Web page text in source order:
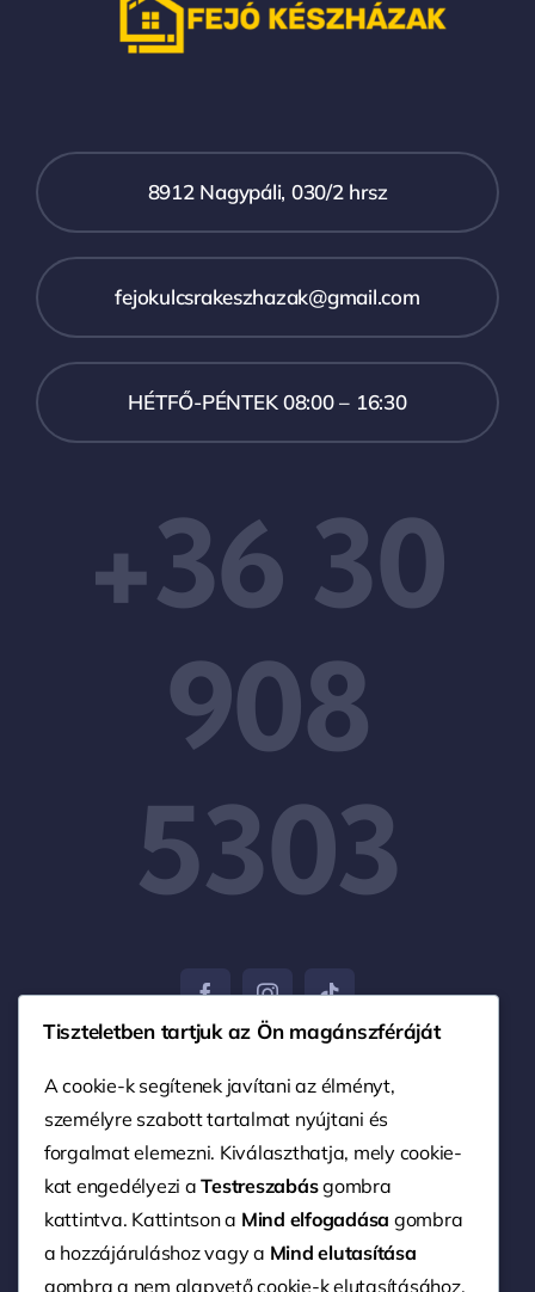
8912 Nagypáli, 030/2 hrsz
fejokulcsrakeszhazak@gmail.com
HÉTFŐ-PÉNTEK 08:00 – 16:30
+36 30
908
5303
© 2004 - 2026 • Nagy Ferenc EV. • Minden jog
fenntartva. • Weboldalt készítette:Advert Marketing
Impresszum
Tiszteletben tartjuk az Ön magánszféráját
A cookie-k segítenek javítani az élményt,
személyre szabott tartalmat nyújtani és
forgalmat elemezni. Kiválaszthatja, mely cookie-
kat engedélyezi aTestreszabásgombra
kattintva. Kattintson a Mind elfogadása gombra
a hozzájáruláshoz vagy a Mind elutasítása
gombra a nem alapvető cookie-k elutasításához.